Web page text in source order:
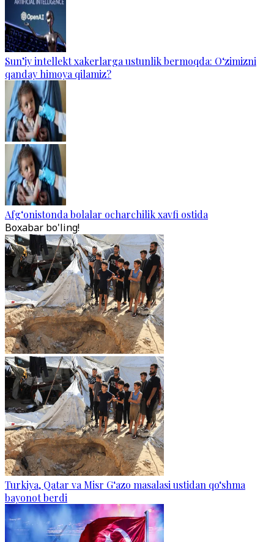
Sun’iy intellekt xakerlarga ustunlik bermoqda: O‘zimizni
qanday himoya qilamiz?
Afg‘onistonda bolalar ocharchilik xavfi ostida
Boxabar bo'ling!
Turkiya, Qatar va Misr G‘azo masalasi ustidan qo‘shma
bayonot berdi